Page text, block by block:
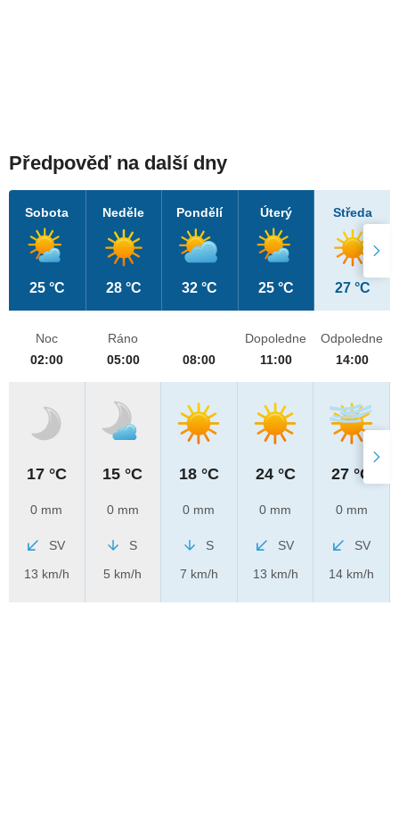
Předpověď na další dny
Sobota
25 °C
Neděle
28 °C
Pondělí
32 °C
Úterý
25 °C
Středa
27 °C
Noc
02:00
17 °C
0 mm
SV
13 km/h
Ráno
05:00
15 °C
0 mm
S
5 km/h
08:00
18 °C
0 mm
S
7 km/h
Dopoledne
11:00
24 °C
0 mm
SV
13 km/h
Odpoledne
14:00
27 °C
0 mm
SV
14 km/h